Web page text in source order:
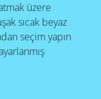
üzere
sıcak beyaz
seçim yapın